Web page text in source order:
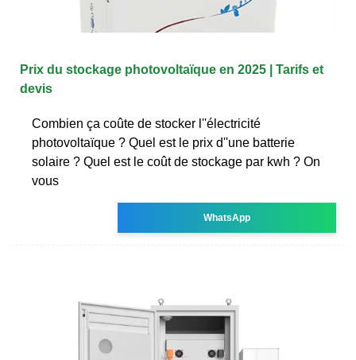
Prix du stockage photovoltaïque en 2025 | Tarifs et
devis
Combien ça coûte de stocker l''électricité
photovoltaïque ? Quel est le prix d''une batterie
solaire ? Quel est le coût de stockage par kwh ? On
vous
WhatsApp